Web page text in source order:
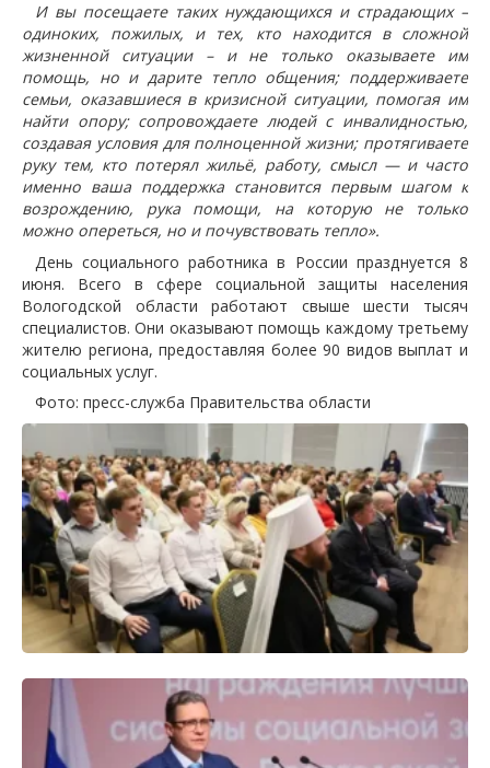
И вы посещаете таких нуждающихся и страдающих –
одиноких, пожилых, и тех, кто находится в сложной
жизненной ситуации – и не только оказываете им
помощь, но и дарите тепло общения; поддерживаете
семьи, оказавшиеся в кризисной ситуации, помогая им
найти опору; сопровождаете людей с инвалидностью,
создавая условия для полноценной жизни; протягиваете
руку тем, кто потерял жильё, работу, смысл — и часто
именно ваша поддержка становится первым шагом к
возрождению, рука помощи, на которую не только
можно опереться, но и почувствовать тепло».
День социального работника в России празднуется 8
июня. Всего в сфере социальной защиты населения
Вологодской области работают свыше шести тысяч
специалистов. Они оказывают помощь каждому третьему
жителю региона, предоставляя более 90 видов выплат и
социальных услуг.
Фото: пресс-служба Правительства области